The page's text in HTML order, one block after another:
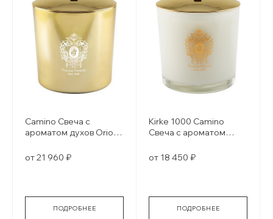
Camino Свеча с
ароматом духов Orion
от 21 960 ₽
ПОДРОБНЕЕ
Kirke 1000 Camino
Свеча с ароматом
от 18 450 ₽
ПОДРОБНЕЕ